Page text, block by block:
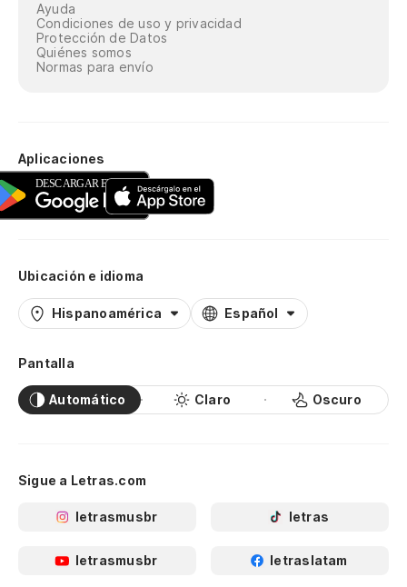
Ayuda
Condiciones de uso y privacidad
Protección de Datos
Quiénes somos
Normas para envío
Aplicaciones
Ubicación e idioma
Hispanoamérica Español
Pantalla
Automático Claro Oscuro
Sigue a Letras.com
letrasmusbr letras
letrasmusbr letraslatam